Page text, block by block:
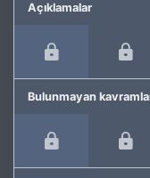
Açıklamalar
Bulunmayan